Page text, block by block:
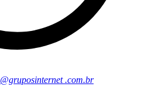
@gruposinternet .com.br